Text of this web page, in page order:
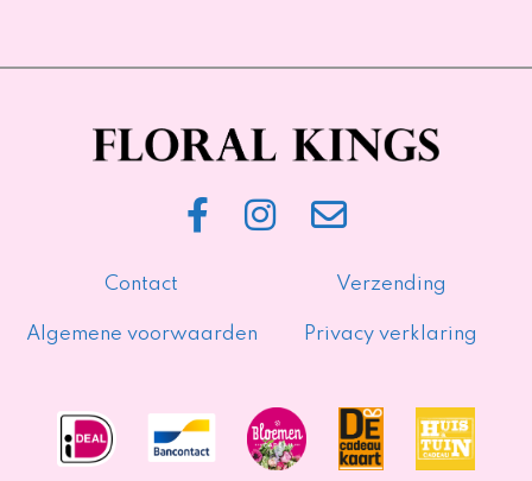
Contact Verzending
Algemene voorwaarden Privacy verklaring